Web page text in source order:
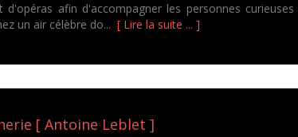
afin d'accompagner les personnes
un air célèbre do... [ Lire la suite ... ]
[ Antoine Leblet ]